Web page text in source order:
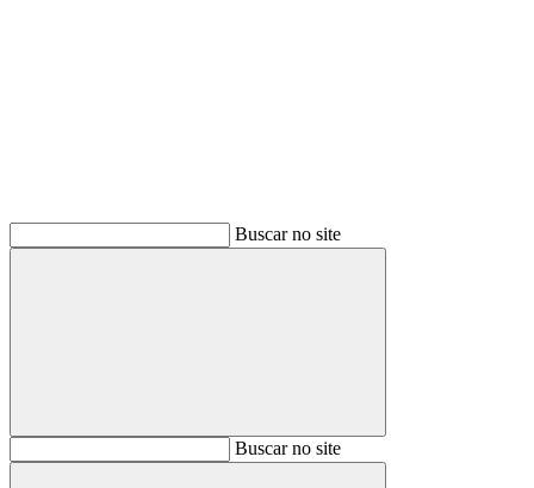
Buscar no site
BuscarBuscar no site